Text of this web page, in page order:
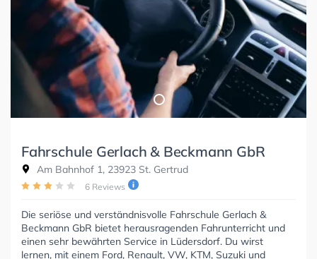
Fahrschule Gerlach & Beckmann GbR
Am Bahnhof 1, 23923 St. Gertrud
6 Reviews
Die seriöse und verständnisvolle Fahrschule Gerlach &
Beckmann GbR bietet herausragenden Fahrunterricht und
einen sehr bewährten Service in Lüdersdorf. Du wirst
lernen, mit einem Ford, Renault, VW, KTM, Suzuki und